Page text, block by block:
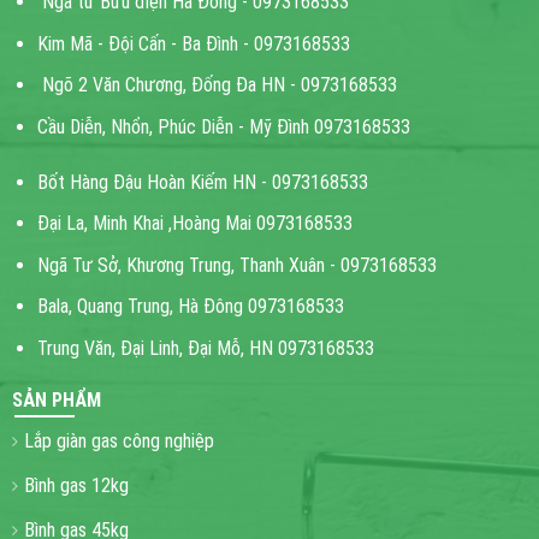
Kim Mã - Đội Cấn - Ba Đình - 0973168533
Ngõ 2 Văn Chương, Đống Đa HN - 0973168533
Cầu Diễn, Nhổn, Phúc Diễn - Mỹ Đình 0973168533
Bốt Hàng Đậu Hoàn Kiếm HN - 0973168533
Đại La, Minh Khai ,Hoàng Mai 0973168533
Ngã Tư Sở, Khương Trung, Thanh Xuân - 0973168533
Bala, Quang Trung, Hà Đông 0973168533
Trung Văn, Đại Linh, Đại Mỗ, HN 0973168533
SẢN PHẨM
Lắp giàn gas công nghiệp
Bình gas 12kg
Bình gas 45kg